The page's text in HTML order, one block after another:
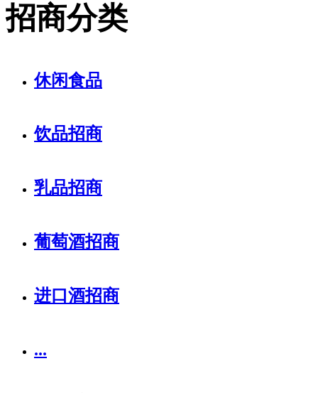
招商分类
休闲食品
饮品招商
乳品招商
葡萄酒招商
进口酒招商
...